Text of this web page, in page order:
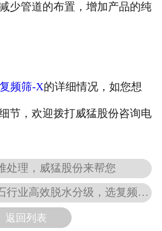
少管道的布置，增加产品的纯
频筛-X的详细情况，如您想
节，欢迎拨打威猛股份咨询电
处理，威猛股份来帮您
下一条： 煤炭、矿石行业高效脱水分级，选复频筛-Y，就对了
返回列表